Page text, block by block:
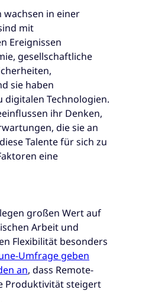
wachsen in einer
mit
Ereignissen
gesellschaftliche
sie haben
digitalen Technologien.
ihr Denken,
die sie an
Talente für sich zu
eine
großen Wert auf
Arbeit und
Flexibilität besonders
Umfrage geben
an, dass Remote-
Produktivität steigert